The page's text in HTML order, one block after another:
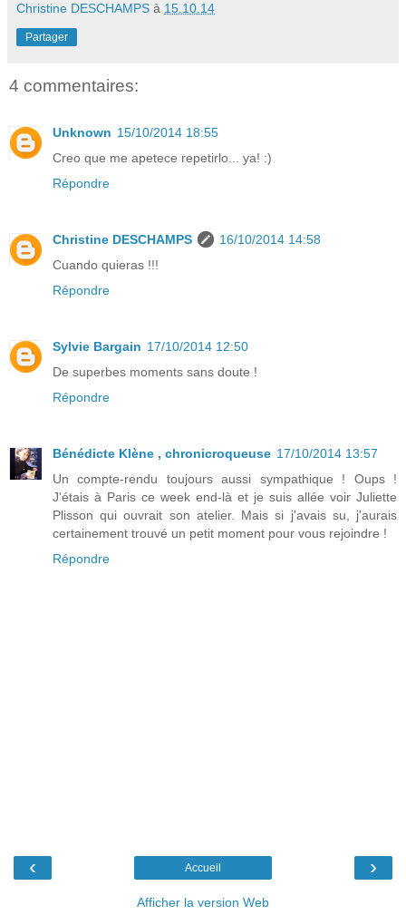
Christine DESCHAMPS à 15.10.14
Partager
4 commentaires:
Unknown 15/10/2014 18:55
Creo que me apetece repetirlo... ya! :)
Répondre
Christine DESCHAMPS
16/10/2014 14:58
Cuando quieras !!!
Répondre
Sylvie Bargain 17/10/2014 12:50
De superbes moments sans doute !
Répondre
Bénédicte Klène , chronicroqueuse 17/10/2014 13:57
Un compte-rendu toujours aussi sympathique ! Oups !
J'étais à Paris ce week end-là et je suis allée voir Juliette
Plisson qui ouvrait son atelier. Mais si j'avais su, j'aurais
certainement trouvé un petit moment pour vous rejoindre !
Répondre
‹ ›
Accueil
Afficher la version Web